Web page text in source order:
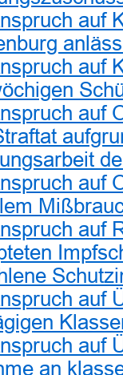
auf
auf
auf
auf
auf
auf
auf
an